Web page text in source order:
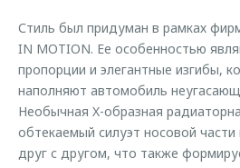
Стиль был придуман в рамках
IN MOTION. Ее особенностью
пропорции и элегантные изгибы,
наполняют автомобиль
Необычная X-образная
обтекаемый силуэт носовой
друг с другом, что также